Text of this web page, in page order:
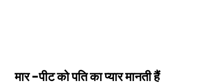
मार -पीट को पति का प्यार मानती हैं